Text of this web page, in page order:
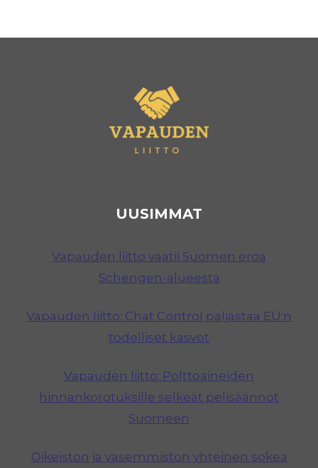
UUSIMMAT
Vapauden liitto vaatii Suomen eroa
Schengen-alueesta
Vapauden liitto: Chat Control paljastaa EU:n
todelliset kasvot
Vapauden liitto: Polttoaineiden
hinnankorotuksille selkeät pelisäännöt
Suomeen
Oikeiston ja vasemmiston yhteinen sokea